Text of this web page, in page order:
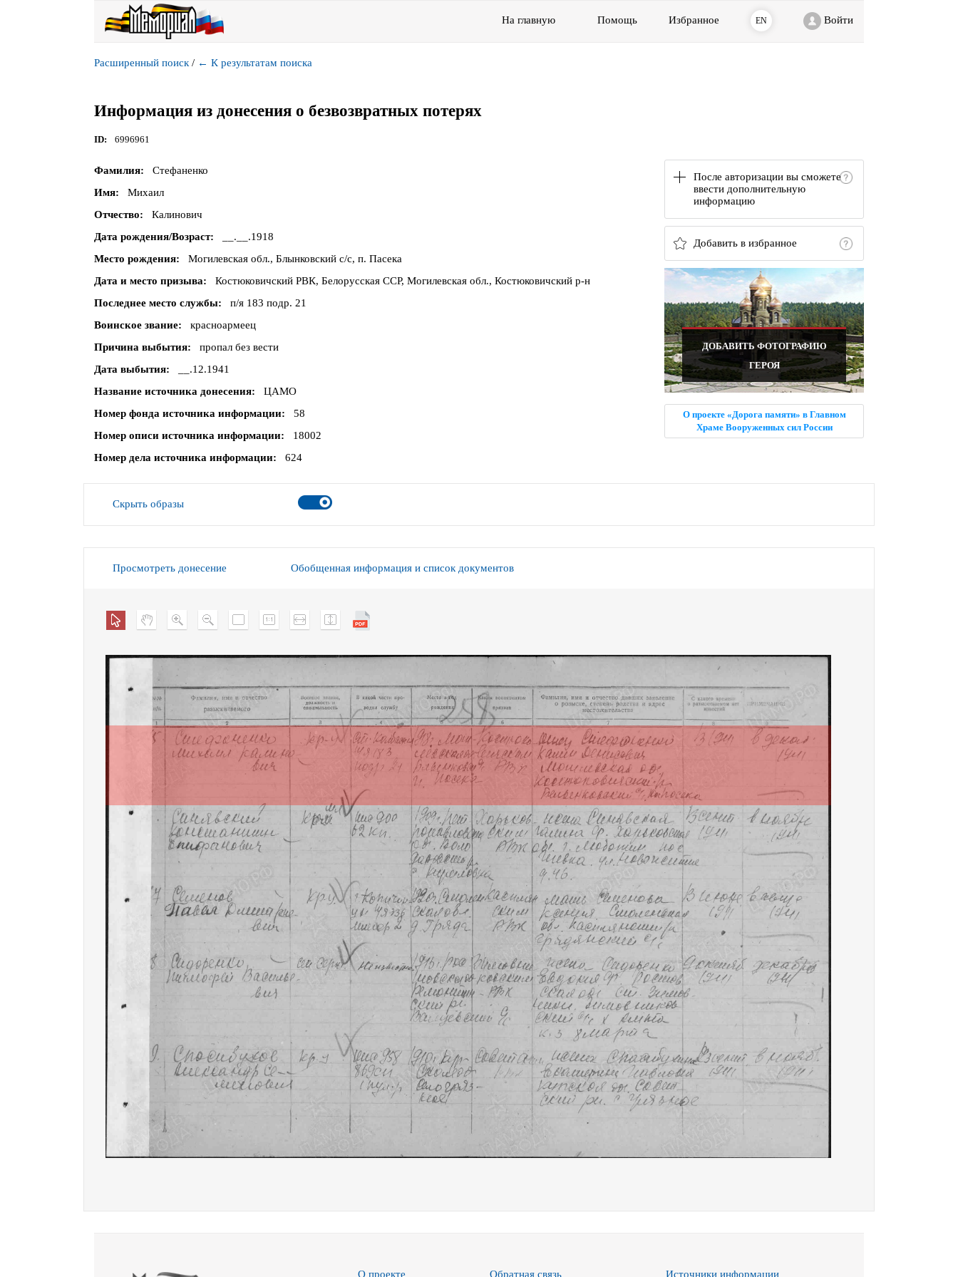
На главную Помощь Избранное EN Войти
Расширенный поиск / ← К результатам поиска
Информация из донесения о безвозвратных потерях
ID 6996961
После авторизации вы сможете
ввести дополнительную
информацию
Добавить в избранное
ДОБАВИТЬ ФОТОГРАФИЮ
ГЕРОЯ
О проекте «Дорога памяти» в Главном
Храме Вооруженных сил России
Фамилия
Стефаненко
Имя
Михаил
Отчество
Калинович
Дата рождения/Возраст
__.__.1918
Место рождения
Могилевская обл., Блынковский с/с, п. Пасека
Дата и место призыва
Костюковичский РВК, Белорусская ССР, Могилевская обл., Костюковичский р-н
Последнее место службы
п/я 183 подр. 21
Воинское звание
красноармеец
Причина выбытия
пропал без вести
Дата выбытия
__.12.1941
Название источника донесения
ЦАМО
Номер фонда источника информации
58
Номер описи источника информации
18002
Номер дела источника информации
624
Скрыть образы
Просмотреть донесение Обобщенная информация и список документов
О проекте Обратная связь Источники информации